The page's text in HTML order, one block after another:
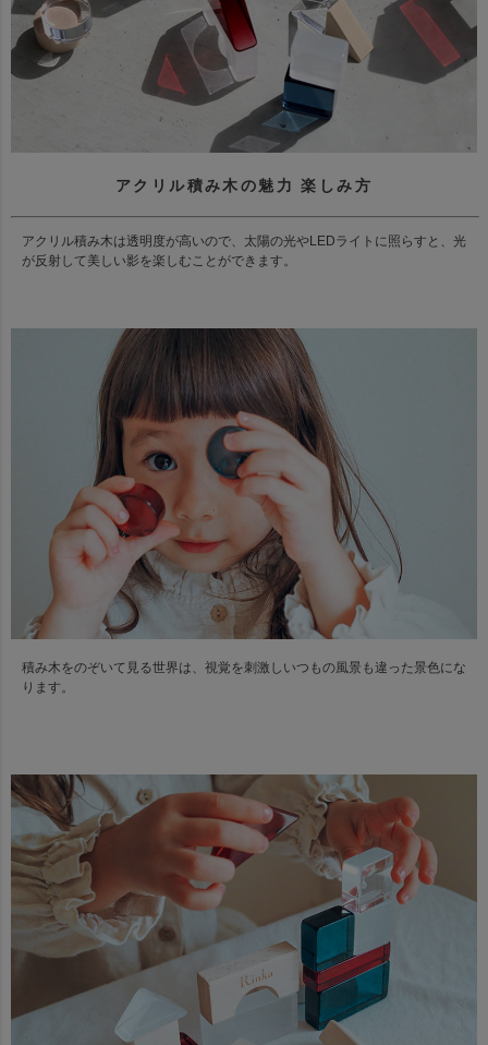
アクリル積み木の魅力 楽しみ方
アクリル積み木は透明度が高いので、太陽の光やLEDライトに照らすと、光
が反射して美しい影を楽しむことができます。
積み木をのぞいて見る世界は、視覚を刺激しいつもの風景も違った景色にな
ります。